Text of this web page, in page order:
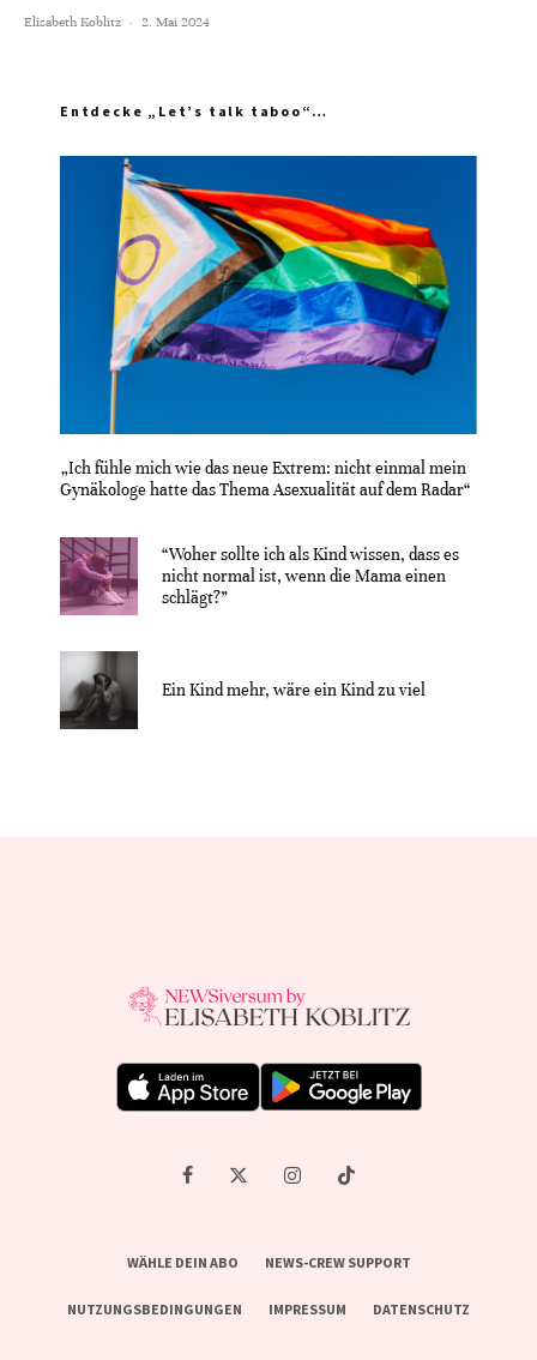
Elisabeth Koblitz · 2. Mai 2024
Entdecke „Let’s talk taboo“…
„Ich fühle mich wie das neue Extrem: nicht einmal mein
Gynäkologe hatte das Thema Asexualität auf dem Radar“
“Woher sollte ich als Kind wissen, dass es
nicht normal ist, wenn die Mama einen
schlägt?”
Ein Kind mehr, wäre ein Kind zu viel
WÄHLE DEIN ABO NEWS-CREW SUPPORT
NUTZUNGSBEDINGUNGEN IMPRESSUM DATENSCHUTZ